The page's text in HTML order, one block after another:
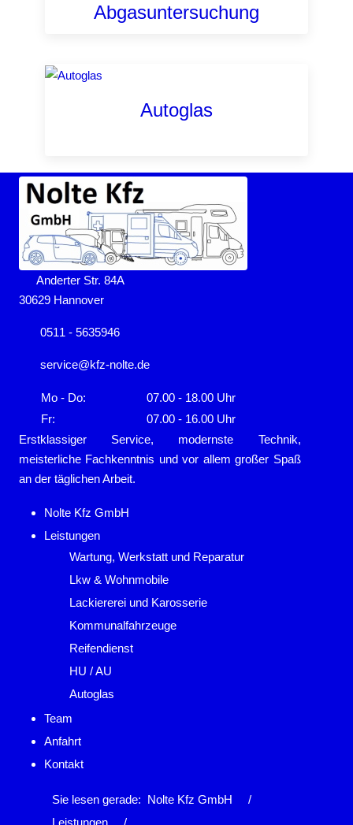
Abgasuntersuchung
Autoglas
Anderter Str. 84A
30629 Hannover
0511 - 5635946
service@kfz-nolte.de
Mo - Do:
07.00 - 18.00 Uhr
Fr:
07.00 - 16.00 Uhr
Erstklassiger Service, modernste Technik,
meisterliche Fachkenntnis und vor allem großer Spaß
an der täglichen Arbeit.
Nolte Kfz GmbH
Leistungen
Wartung, Werkstatt und Reparatur
Lkw & Wohnmobile
Lackiererei und Karosserie
Kommunalfahrzeuge
Reifendienst
HU / AU
Autoglas
Team
Anfahrt
Kontakt
Sie lesen gerade: Nolte Kfz GmbH
/
Leistungen
/